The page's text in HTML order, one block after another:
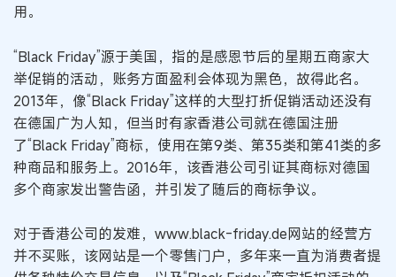
用。
“Black Friday”源于美国，指的是感恩节后的星期五商家大
举促销的活动，账务方面盈利会体现为黑色，故得此名。
2013年，像“Black Friday”这样的大型打折促销活动还没有
在德国广为人知，但当时有家香港公司就在德国注册
了“Black Friday”商标，使用在第9类、第35类和第41类的多
种商品和服务上。2016年，该香港公司引证其商标对德国
多个商家发出警告函，并引发了随后的商标争议。
对于香港公司的发难，www.black-friday.de网站的经营方
并不买账，该网站是一个零售门户，多年来一直为消费者提